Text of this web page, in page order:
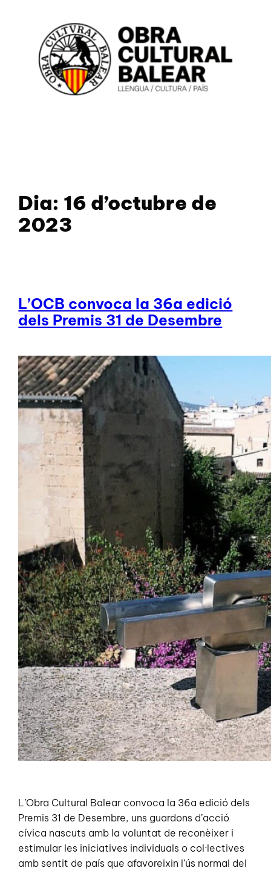
Dia: 16 d’octubre de
2023
L’OCB convoca la 36a edició
dels Premis 31 de Desembre
L’Obra Cultural Balear convoca la 36a edició dels
Premis 31 de Desembre, uns guardons d’acció
cívica nascuts amb la voluntat de reconèixer i
estimular les iniciatives individuals o col·lectives
amb sentit de país que afavoreixin l’ús normal del